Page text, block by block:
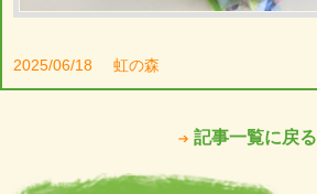
2025/06/18 虹の森
記事一覧に戻る